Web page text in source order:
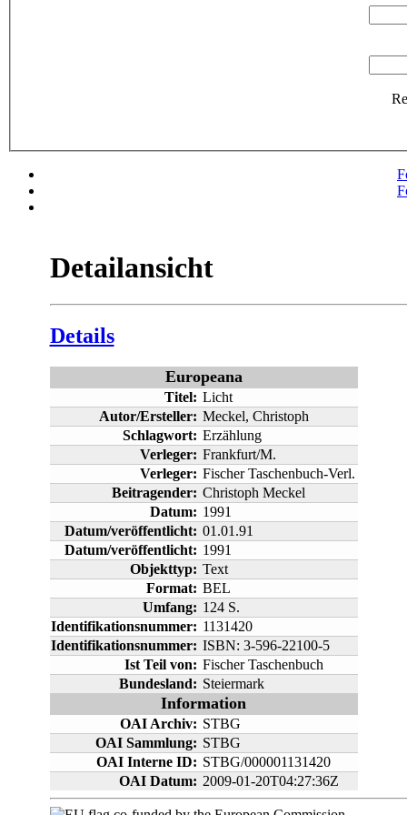
Detailansicht
Details
Europeana
Titel: Licht
Autor/Ersteller: Meckel, Christoph
Schlagwort: Erzählung
Verleger: Frankfurt/M.
Verleger: Fischer Taschenbuch-Verl.
Beitragender: Christoph Meckel
Datum: 1991
Datum/veröffentlicht: 01.01.91
Datum/veröffentlicht: 1991
Objekttyp: Text
Format: BEL
Umfang: 124 S.
Identifikationsnummer: 1131420
Identifikationsnummer: ISBN: 3-596-22100-5
Ist Teil von: Fischer Taschenbuch
Bundesland: Steiermark
Information
OAI Archiv: STBG
OAI Sammlung: STBG
OAI Interne ID: STBG/000001131420
OAI Datum: 2009-01-20T04:27:36Z